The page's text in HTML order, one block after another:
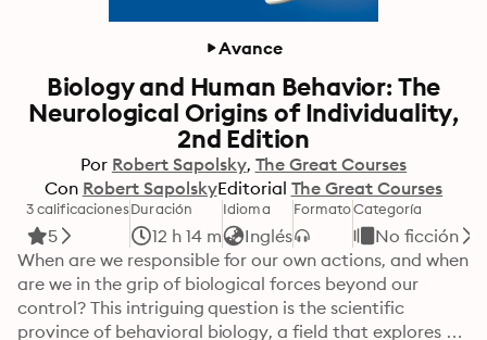
Avance
Biology and Human Behavior: The
Neurological Origins of Individuality,
2nd Edition
Por Robert Sapolsky The Great Courses
Con Robert SapolskyEditorial The Great Courses
3 calificaciones
5
Duración
12 h 14 m
Idioma
Inglés
FormatoCategoría
No ficción
When are we responsible for our own actions, and when
are we in the grip of biological forces beyond our
control? This intriguing question is the scientific
province of behavioral biology, a field that explores